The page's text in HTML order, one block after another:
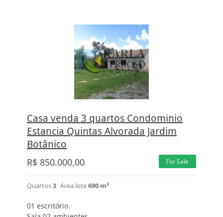
Casa venda 3 quartos Condominio
Estancia Quintas Alvorada Jardim
Botânico
R$ 850.000,00 For Sale
Quartos3 Área lote690 m²
01 escritório.